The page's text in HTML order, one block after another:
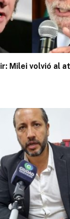
Milei volvió al